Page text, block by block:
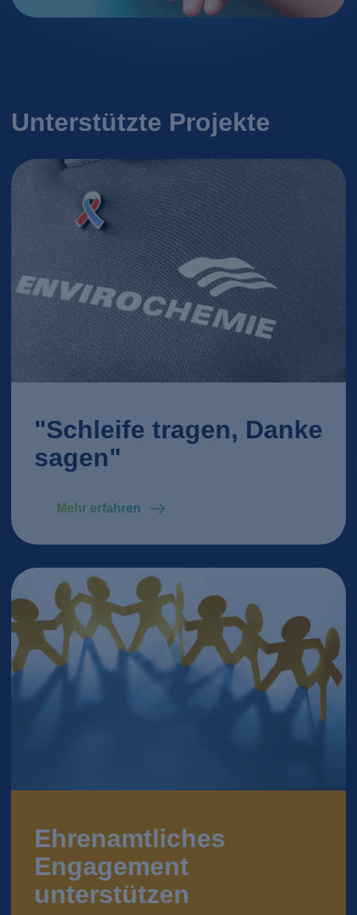
Unterstützte Projekte
"Schleife tragen, Danke
sagen"
Mehr erfahren
Ehrenamtliches
Engagement
unterstützen